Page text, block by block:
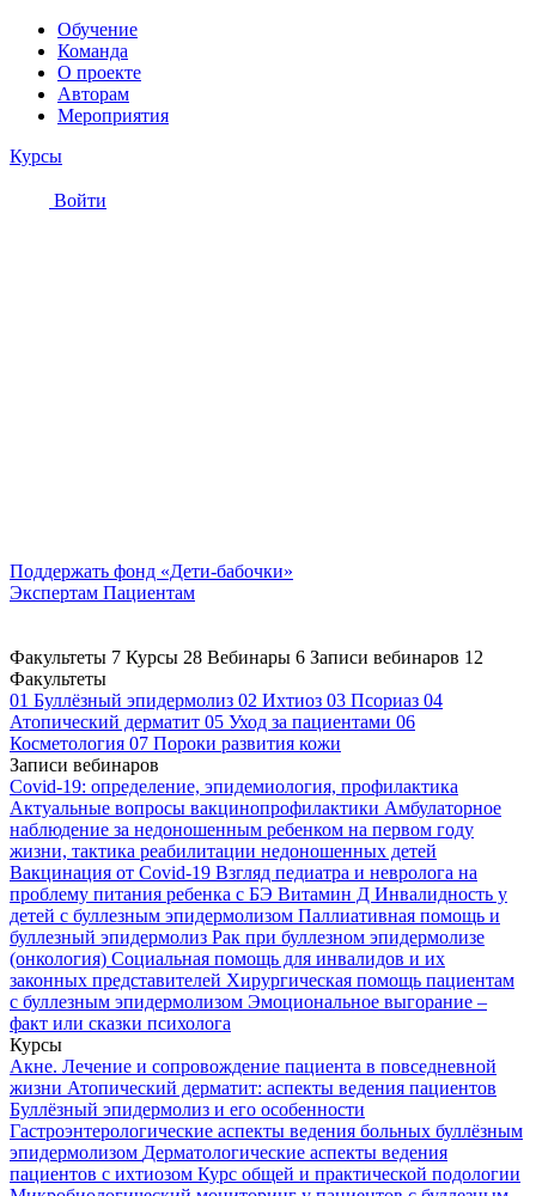
Обучение
Команда
О проекте
Авторам
Мероприятия
Курсы
Войти
Поддержать фонд «Дети-бабочки»
Экспертам Пациентам
Факультеты 7 Курсы 28 Вебинары 6 Записи вебинаров 12
Факультеты
01 Буллёзный эпидермолиз 02 Ихтиоз 03 Псориаз 04
Атопический дерматит 05 Уход за пациентами 06
Косметология 07 Пороки развития кожи
Записи вебинаров
Covid-19: определение, эпидемиология, профилактика
Актуальные вопросы вакцинопрофилактики Амбулаторное
наблюдение за недоношенным ребенком на первом году
жизни, тактика реабилитации недоношенных детей
Вакцинация от Covid-19 Взгляд педиатра и невролога на
проблему питания ребенка с БЭ Витамин Д Инвалидность у
детей с буллезным эпидермолизом Паллиативная помощь и
буллезный эпидермолиз Рак при буллезном эпидермолизе
(онкология) Социальная помощь для инвалидов и их
законных представителей Хирургическая помощь пациентам
с буллезным эпидермолизом Эмоциональное выгорание –
факт или сказки психолога
Курсы
Акне. Лечение и сопровождение пациента в повседневной
жизни Атопический дерматит: аспекты ведения пациентов
Буллёзный эпидермолиз и его особенности
Гастроэнтерологические аспекты ведения больных буллёзным
эпидермолизом Дерматологические аспекты ведения
пациентов с ихтиозом Курс общей и практической подологии